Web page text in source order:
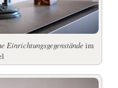
Einrichtungsgegenstände im